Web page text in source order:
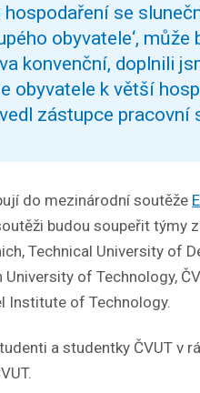
se
obyvatele‘,
konvenční, doplnili
obyvatele k větší
zástupce
do mezinárodní soutěže
budou soupeřit týmy
Technical University of
of Technology,
Institute of Technology.
a studentky ČVUT v